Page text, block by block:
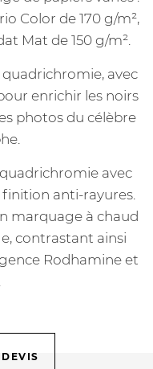
Color de 170 g/m²,
Mat de 150 g/m².
avec
enrichir les noirs
photos du célèbre
avec
anti-rayures.
marquage à chaud
contrastant ainsi
Rodhamine et